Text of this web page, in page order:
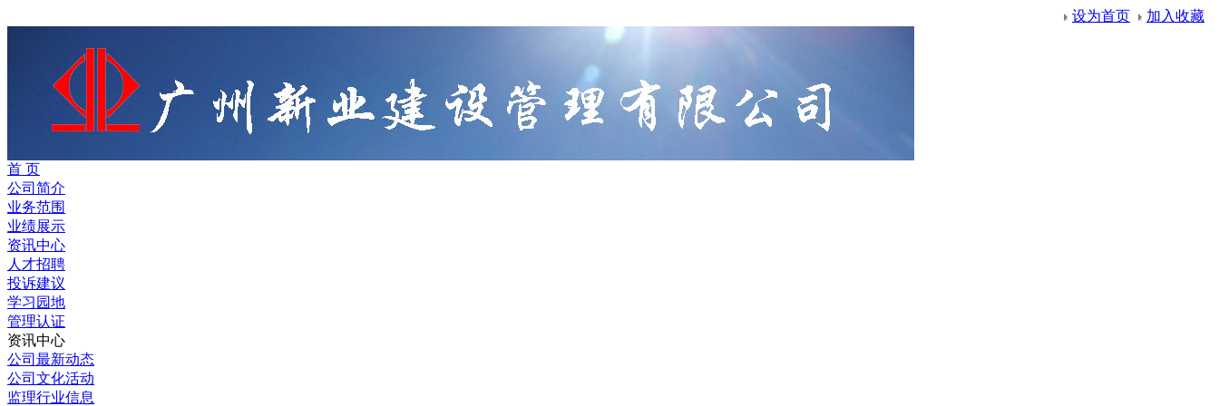
设为首页 加入收藏
首 页
公司简介
业务范围
业绩展示
资讯中心
人才招聘
投诉建议
学习园地
管理认证
资讯中心
公司最新动态
公司文化活动
监理行业信息